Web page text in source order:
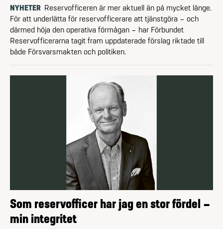
NYHETER Reservofficeren är mer aktuell än på mycket länge.
För att underlätta för reservofficerare att tjänstgöra – och
därmed höja den operativa förmågan – har Förbundet
Reservofficerarna tagit fram uppdaterade förslag riktade till
både Försvarsmakten och politiken.
Som reservofficer har jag en stor fördel –
min integritet